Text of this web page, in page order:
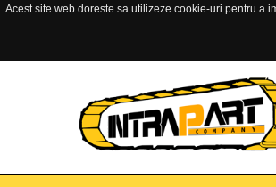
Acest site web doreste sa utilizeze cookie-uri pentru a